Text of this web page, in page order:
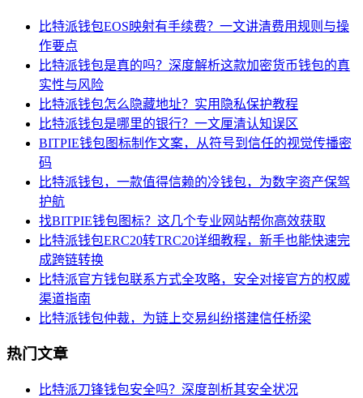
比特派钱包EOS映射有手续费？一文讲清费用规则与操
作要点
比特派钱包是真的吗？深度解析这款加密货币钱包的真
实性与风险
比特派钱包怎么隐藏地址？实用隐私保护教程
比特派钱包是哪里的银行？一文厘清认知误区
BITPIE钱包图标制作文案，从符号到信任的视觉传播密
码
比特派钱包，一款值得信赖的冷钱包，为数字资产保驾
护航
找BITPIE钱包图标？这几个专业网站帮你高效获取
比特派钱包ERC20转TRC20详细教程，新手也能快速完
成跨链转换
比特派官方钱包联系方式全攻略，安全对接官方的权威
渠道指南
比特派钱包仲裁，为链上交易纠纷搭建信任桥梁
热门文章
比特派刀锋钱包安全吗？深度剖析其安全状况